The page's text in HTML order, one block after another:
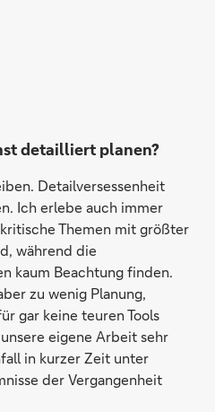
detailliert planen?
Detailversessenheit
Ich erlebe auch immer
Themen mit größter
während die
kaum Beachtung finden.
zu wenig Planung,
gar keine teuren Tools
eigene Arbeit sehr
in kurzer Zeit unter
der Vergangenheit